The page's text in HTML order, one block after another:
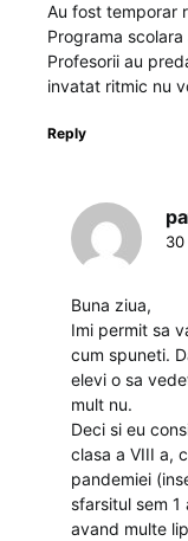
Au fost temporar
Programa
Profesorii au
invatat ritmic nu
Reply
30
Buna ziua,
Imi permit sa
cum spuneti.
elevi o sa
mult nu.
Deci si eu
clasa a VIII a,
pandemiei
sfarsitul sem
avand multe